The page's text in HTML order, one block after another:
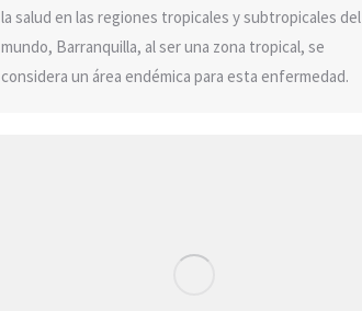
la salud en las regiones tropicales y subtropicales del
mundo, Barranquilla, al ser una zona tropical, se
considera un área endémica para esta enfermedad.